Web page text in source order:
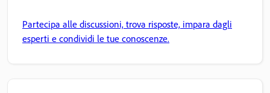
Partecipa alle discussioni, trova risposte, impara dagli
esperti e condividi le tue conoscenze.